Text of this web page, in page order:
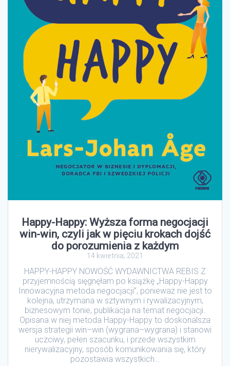
Happy-Happy: Wyższa forma negocjacji
win-win, czyli jak w pięciu krokach dojść
do porozumienia z każdym
14 kwietnia, 2021
HAPPY-HAPPY NOWOŚĆ WYDAWNICTWA REBIS Z
przyjemnością sięgnęłam po książkę „Happy-Happy
Innowacyjna metoda negocjacji”, ponieważ nie jest to
kolejna, utrzymana w sztywnym i rywalizacyjnym,
biznesowym tonie, publikacja na temat negocjacji.
Opisana w niej metoda Happy-Happy to doskonalsza
wersja strategii win–win (wygrana–wygrana) i stanowi
uczciwy, pełen szacunku, i przede wszystkim
nierywalizacyjny, sposób komunikowania się, który
pozostawia wszystkich…